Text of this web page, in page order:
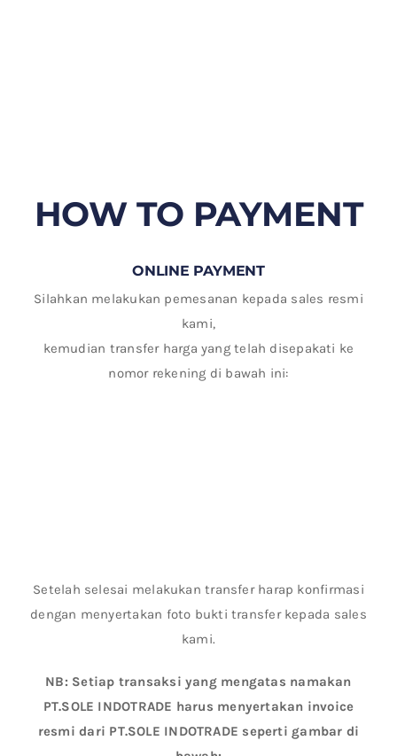
HOW TO PAYMENT
ONLINE PAYMENT
Silahkan melakukan pemesanan kepada sales resmi
kami,
kemudian transfer harga yang telah disepakati ke
nomor rekening di bawah ini:
Setelah selesai melakukan transfer harap konfirmasi
dengan menyertakan foto bukti transfer kepada sales
kami.
NB: Setiap transaksi yang mengatas namakan
PT.SOLE INDOTRADE harus menyertakan invoice
resmi dari PT.SOLE INDOTRADE seperti gambar di